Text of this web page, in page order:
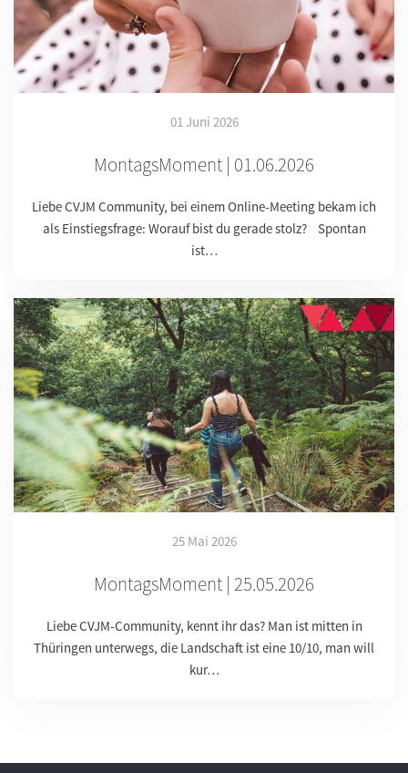
01 Juni 2026
MontagsMoment | 01.06.2026
Liebe CVJM Community, bei einem Online-Meeting bekam ich
als Einstiegsfrage: Worauf bist du gerade stolz? Spontan
ist…
25 Mai 2026
MontagsMoment | 25.05.2026
Liebe CVJM-Community, kennt ihr das? Man ist mitten in
Thüringen unterwegs, die Landschaft ist eine 10/10, man will
kur…